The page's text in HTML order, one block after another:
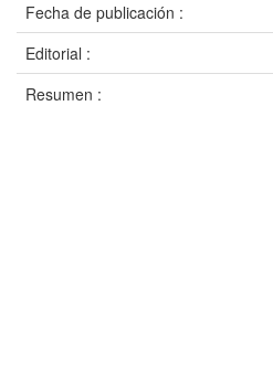
Fecha de publicación :
Editorial :
Resumen :